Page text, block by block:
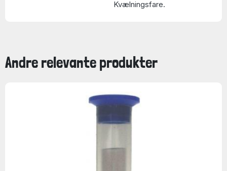
Kvælningsfare.
Andre relevante produkter